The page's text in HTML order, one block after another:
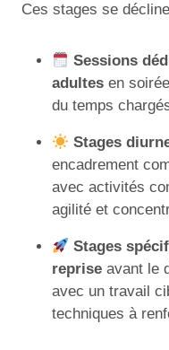
Ces stages se
Sessions
adultes en
du temps
Stages
encadrement
avec activités
agilité et
Stages
reprise avant le
avec un travail
techniques à